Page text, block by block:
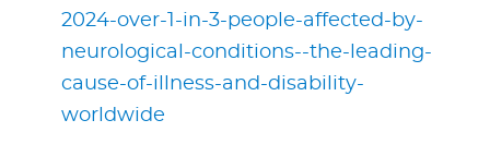
2024-over-1-in-3-people-affected-by-
neurological-conditions--the-leading-
cause-of-illness-and-disability-
worldwide